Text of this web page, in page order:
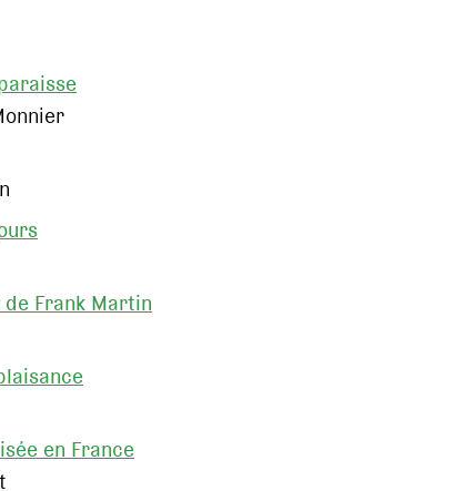
Frank Martin
en France